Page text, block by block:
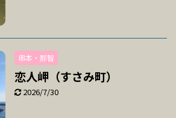
串本・那智
恋人岬（すさみ町）
2026/7/30